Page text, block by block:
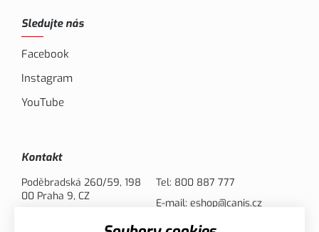
Sledujte nás
Facebook
Instagram
YouTube
Kontakt
Poděbradská 260/59, 198
00 Praha 9, CZ
Tel: 800 887 777
E-mail: eshop@canis.cz